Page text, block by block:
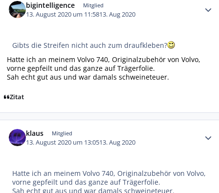
bigintelligence Mitglied
13. August 2020 um 11:5813. Aug 2020
Gibts die Streifen nicht auch zum draufkleben?
Hatte ich an meinem Volvo 740, Originalzubehör von Volvo,
vorne gepfeilt und das ganze auf Trägerfolie.
Sah echt gut aus und war damals schweineteuer.
Zitat
klaus Mitglied
13. August 2020 um 13:0513. Aug 2020
Hatte ich an meinem Volvo 740, Originalzubehör von Volvo,
vorne gepfeilt und das ganze auf Trägerfolie.
Sah echt gut aus und war damals schweineteuer.